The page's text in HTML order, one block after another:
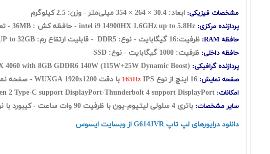
مشخصات فیزیکی: ابعاد: 30.4
×
264
×
354 میلی‌متر - وزن: 2.5 کیلوگرم
پردازنده مرکزی: intel i9 14900HX 1.6GHz up to 5.8Hz - حافظه کش : 36MB - تعداد هسته: 24 هسته فیزیکی شامل:(هشت هسته Performance + شانزده هسته Efficient) به اضافه سی و دو رشته
حافظه RAM: ظرفیت:16 گيگابايت - نوع: DDR5 - قابلیت ارتقاع رم: UP to 32GB
حافظه داخلی: ظرفیت: 1000 گیگابایت - نوع: SSD
پردازنده گرافیکی: 140W (115W+25W Dynamic Boost)
صفحه نمایش: 165Hz IPS با دقت WUXGA 1920x1200 - صفحه نمایش مات - نسبت تصویر: 16:10 - sRGB: 100%
امکانات: 2 Type-C support DisplayPort-Thunderbolt 4 support DisplayPort
سایر مشخصات: باتری 4 سلولی لیتیوم-یون با ظرفیت 90 وات ساعت - کیبورد با نور پس زمینه - فاقد سیستم عامل
دانلود درایورهای لپ تاپ G614JVR از وبسایت ایسوس